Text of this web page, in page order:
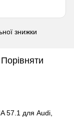
знижки
Порівняти
57.1 для Audi,